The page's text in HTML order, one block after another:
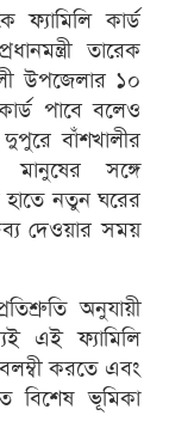
কার্ড
তারেক
উপজেলার ১০
পাবে বলেও
বাঁশখালীর
মানুষের সঙ্গে
হাতে নতুন ঘরের
দেওয়ার সময়
অনুযায়ী
এই ফ্যামিলি
করতে এবং
বিশেষ ভূমিকা